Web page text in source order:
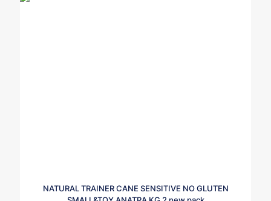
NATURAL TRAINER CANE SENSITIVE NO GLUTEN